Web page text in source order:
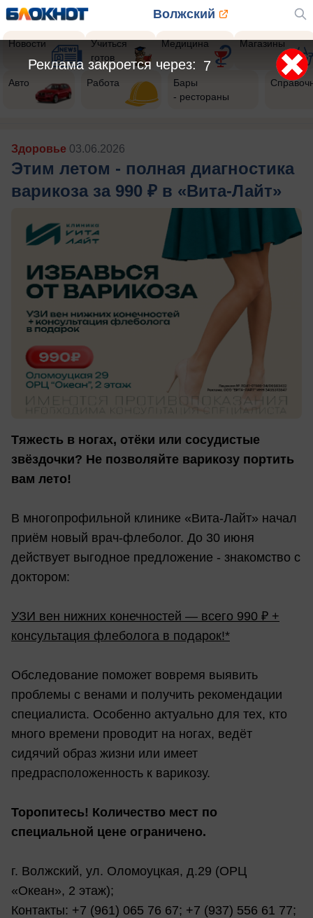
Волжский
Новости
Учиться
готов
Медицина Магазины
Авто Работа
Бары
- рестораны
Здоровье 03.06.2026
Этим летом - полная диагностика
варикоза за 990 ₽ в «Вита-Лайт»
Тяжесть в ногах, отёки или сосудистые
звёздочки? Не позволяйте варикозу портить
вам лето!
В многопрофильной клинике «Вита-Лайт» начал
приём новый врач-флеболог. До 30 июня
действует выгодное предложение - знакомство с
доктором:
УЗИ вен нижних конечностей — всего 990 ₽ +
консультация флеболога в подарок!*
Обследование поможет вовремя выявить
проблемы с венами и получить рекомендации
специалиста. Особенно актуально для тех, кто
много времени проводит на ногах, ведёт
сидячий образ жизни или имеет
предрасположенность к варикозу.
Торопитесь! Количество мест по
специальной цене ограничено.
г. Волжский, ул. Оломоуцкая, д.29 (ОРЦ
«Океан», 2 этаж);
Контакты: +7 (961) 065 76 67; +7 (937) 556 61 77;
4
Реклама закроется через: